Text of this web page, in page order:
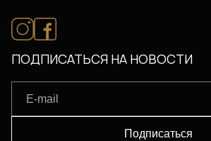
ПОДПИСАТЬСЯ НА НОВОСТИ
Подписаться